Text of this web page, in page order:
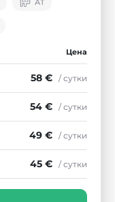
АТ
Цена
58 € / сутки
54 € / сутки
49 € / сутки
45 € / сутки